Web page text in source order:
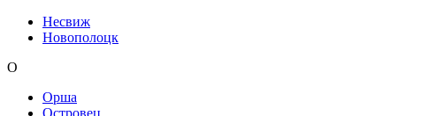
Несвиж
Новополоцк
О
Орша
Островец